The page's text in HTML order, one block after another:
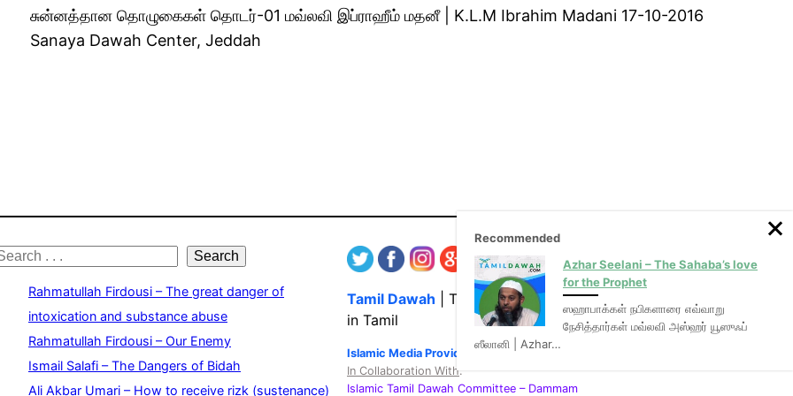
சுன்னத்தான தொழுகைகள் தொடர்-01 மவ்லவி இப்ராஹீம் மதனீ | K.L.M Ibrahim Madani 17-10-2016
Sanaya Dawah Center, Jeddah
Search
Rahmatullah Firdousi – The great danger of
intoxication and substance abuse
Rahmatullah Firdousi – Our Enemy
Ismail Salafi – The Dangers of Bidah
Ali Akbar Umari – How to receive rizk (sustenance)
Tamil Dawah | The Media Hub for Islamic Lectures
in Tamil
Islamic Media Provider of video & audio mp3 tamil bayans
In Collaboration With:
Islamic Tamil Dawah Committee – Dammam
Recommended
Azhar Seelani – The Sahaba’s love
for the Prophet
ஸஹாபாக்கள் நபிகளாரை எவ்வாறு
நேசித்தார்கள் மவ்லவி அஸ்ஹர் யூஸுஃப்
ஸீலானி | Azhar…